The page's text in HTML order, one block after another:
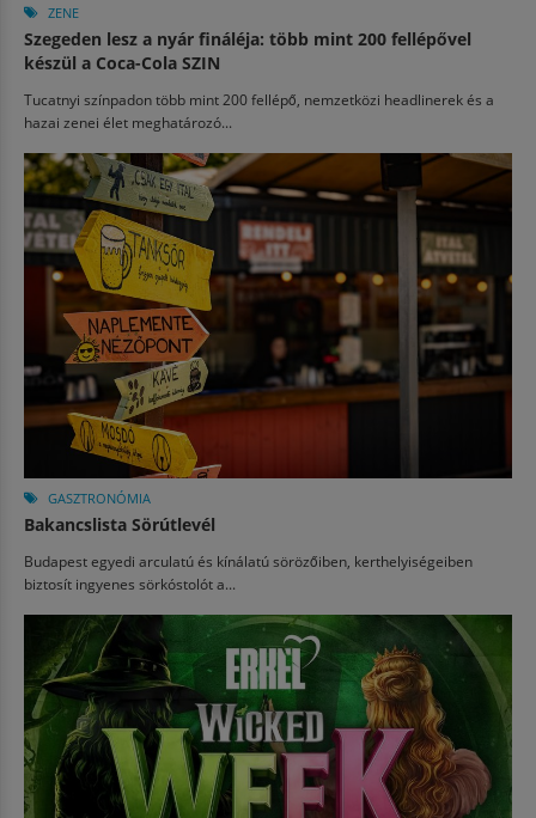
ZENE
Szegeden lesz a nyár fináléja: több mint 200 fellépővel
készül a Coca-Cola SZIN
Tucatnyi színpadon több mint 200 fellépő, nemzetközi headlinerek és a
hazai zenei élet meghatározó...
GASZTRONÓMIA
Bakancslista Sörútlevél
Budapest egyedi arculatú és kínálatú sörözőiben, kerthelyiségeiben
biztosít ingyenes sörkóstolót a...